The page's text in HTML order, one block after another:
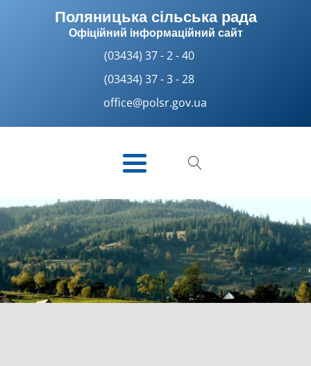
Поляницька сільська рада
Офіційний інформаційний сайт
(03434) 37 - 2 - 40
(03434) 37 - 3 - 28
office@polsr.gov.ua